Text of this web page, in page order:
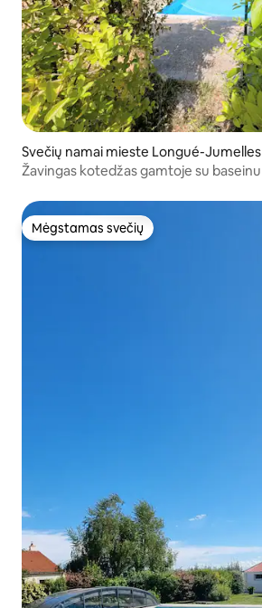
Svečių namai mieste Longué-Jumelles
Žavingas kotedžas gamtoje su baseinu
Mėgstamas svečių
Mėgstamas svečių